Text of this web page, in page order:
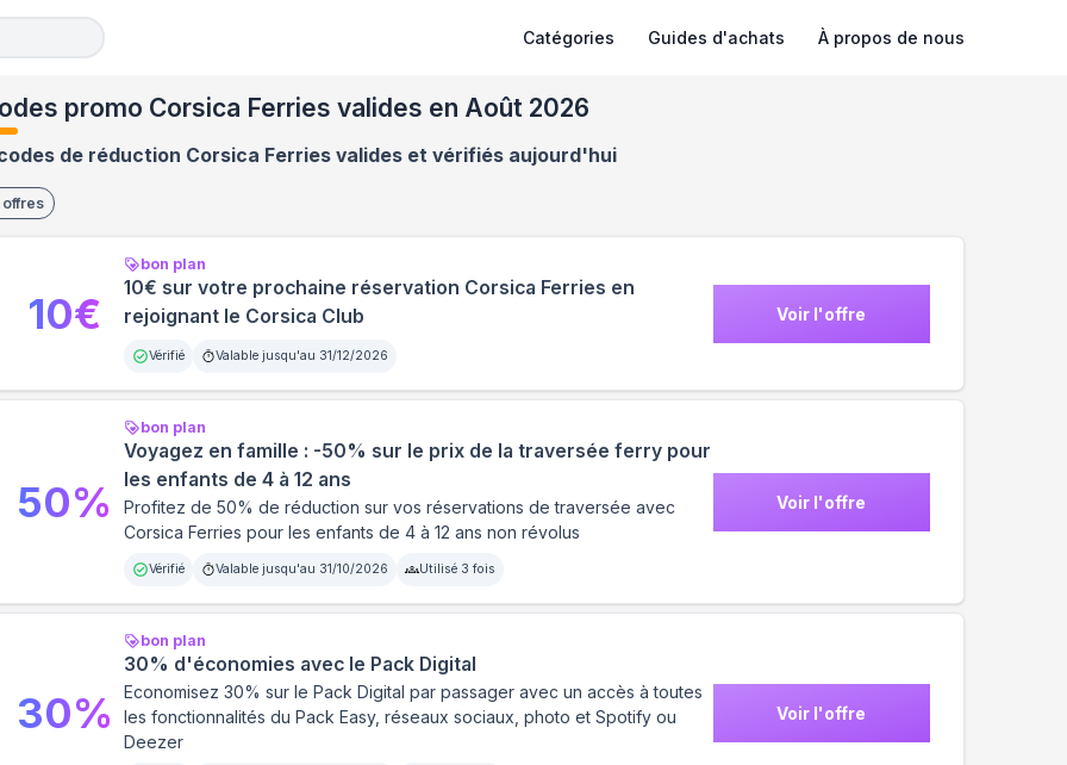
Catégories Guides d'achats À propos de nous
promo Corsica Ferries valides en Août 2026
de réduction Corsica Ferries valides et vérifiés aujourd'hui
offres
bon plan
10€ sur votre prochaine réservation Corsica Ferries en
rejoignant le Corsica Club
Vérifié Valable jusqu'au 31/12/2026
Voir l'offre
10€
bon plan
Voyagez en famille : -50% sur le prix de la traversée ferry pour
les enfants de 4 à 12 ans
Profitez de 50% de réduction sur vos réservations de traversée avec
Corsica Ferries pour les enfants de 4 à 12 ans non révolus
Vérifié Valable jusqu'au 31/10/2026 Utilisé 3 fois
Voir l'offre
50%
bon plan
30% d'économies avec le Pack Digital
Economisez 30% sur le Pack Digital par passager avec un accès à toutes
les fonctionnalités du Pack Easy, réseaux sociaux, photo et Spotify ou
Deezer
Voir l'offre
30%